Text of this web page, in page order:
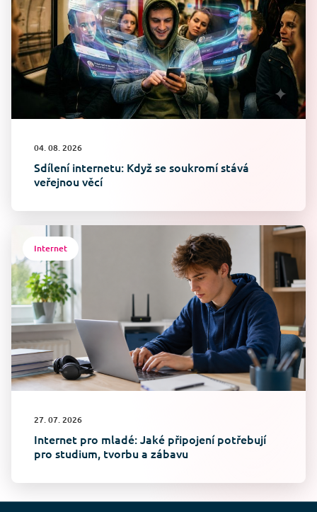
04. 08. 2026
Sdílení internetu: Když se soukromí stává
veřejnou věcí
Internet
27. 07. 2026
Internet pro mladé: Jaké připojení potřebují
pro studium, tvorbu a zábavu